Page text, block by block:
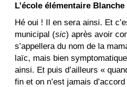
L’école élémentaire
Hé oui ! Il en sera ainsi. Et
municipal (sic) après avoir
s’appellera du nom de la
laïc, mais bien
ainsi. Et puis d’ailleurs «
fin et on n’est jamais